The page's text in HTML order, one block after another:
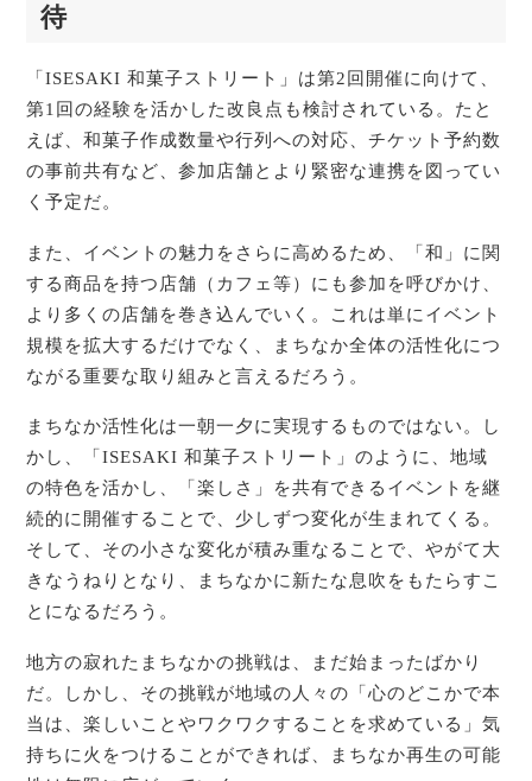
待
「ISESAKI 和菓子ストリート」は第2回開催に向けて、
第1回の経験を活かした改良点も検討されている。たと
えば、和菓子作成数量や行列への対応、チケット予約数
の事前共有など、参加店舗とより緊密な連携を図ってい
く予定だ。
また、イベントの魅力をさらに高めるため、「和」に関
する商品を持つ店舗（カフェ等）にも参加を呼びかけ、
より多くの店舗を巻き込んでいく。これは単にイベント
規模を拡大するだけでなく、まちなか全体の活性化につ
ながる重要な取り組みと言えるだろう。
まちなか活性化は一朝一夕に実現するものではない。し
かし、「ISESAKI 和菓子ストリート」のように、地域
の特色を活かし、「楽しさ」を共有できるイベントを継
続的に開催することで、少しずつ変化が生まれてくる。
そして、その小さな変化が積み重なることで、やがて大
きなうねりとなり、まちなかに新たな息吹をもたらすこ
とになるだろう。
地方の寂れたまちなかの挑戦は、まだ始まったばかり
だ。しかし、その挑戦が地域の人々の「心のどこかで本
当は、楽しいことやワクワクすることを求めている」気
持ちに火をつけることができれば、まちなか再生の可能